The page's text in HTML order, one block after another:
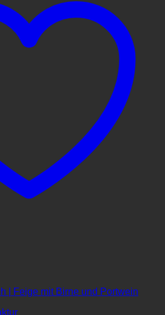
| Feige mit Birne und Portwein